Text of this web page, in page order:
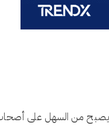
يصبح من السهل على